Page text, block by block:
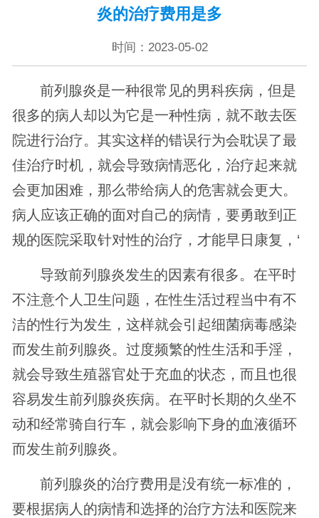
炎的治疗费用是多
时间：2023-05-02
前列腺炎是一种很常见的男科疾病，但是
很多的病人却以为它是一种性病，就不敢去医
院进行治疗。其实这样的错误行为会耽误了最
佳治疗时机，就会导致病情恶化，治疗起来就
会更加困难，那么带给病人的危害就会更大。
病人应该正确的面对自己的病情，要勇敢到正
规的医院采取针对性的治疗，才能早日康复，‘
导致前列腺炎发生的因素有很多。在平时
不注意个人卫生问题，在性生活过程当中有不
洁的性行为发生，这样就会引起细菌病毒感染
而发生前列腺炎。过度频繁的性生活和手淫，
就会导致生殖器官处于充血的状态，而且也很
容易发生前列腺炎疾病。在平时长期的久坐不
动和经常骑自行车，就会影响下身的血液循环
而发生前列腺炎。
前列腺炎的治疗费用是没有统一标准的，
要根据病人的病情和选择的治疗方法和医院来